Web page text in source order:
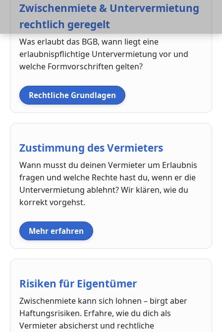
Zwischenmiete & Untervermietung
rechtlich geregelt
Was erlaubt das BGB, wann liegt eine
erlaubnispflichtige Untervermietung vor und
welche Formvorschriften gelten?
Rechtliche Grundlagen
Zustimmung des Vermieters
Wann musst du deinen Vermieter um Erlaubnis
fragen und welche Rechte hast du, wenn er die
Untervermietung ablehnt? Wir klären, wie du
korrekt vorgehst.
Mehr erfahren
Risiken für Eigentümer
Zwischenmiete kann sich lohnen – birgt aber
Haftungsrisiken. Erfahre, wie du dich als
Vermieter absicherst und rechtliche